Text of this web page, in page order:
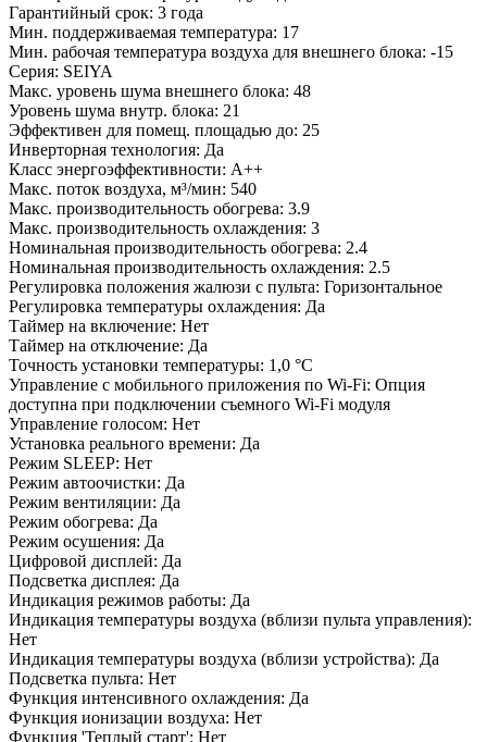
Гарантийный срок: 3 года
Мин. поддерживаемая температура: 17
Мин. рабочая температура воздуха для внешнего блока: -15
Серия: SEIYA
Макс. уровень шума внешнего блока: 48
Уровень шума внутр. блока: 21
Эффективен для помещ. площадью до: 25
Инверторная технология: Да
Класс энергоэффективности: A++
Макс. поток воздуха, м³/мин: 540
Макс. производительность обогрева: 3.9
Макс. производительность охлаждения: 3
Номинальная производительность обогрева: 2.4
Номинальная производительность охлаждения: 2.5
Регулировка положения жалюзи с пульта: Горизонтальное
Регулировка температуры охлаждения: Да
Таймер на включение: Нет
Таймер на отключение: Да
Точность установки температуры: 1,0 °С
Управление c мобильного приложения по Wi-Fi: Опция
доступна при подключении съемного Wi-Fi модуля
Управление голосом: Нет
Установка реального времени: Да
Режим SLEEP: Нет
Режим автоочистки: Да
Режим вентиляции: Да
Режим обогрева: Да
Режим осушения: Да
Цифровой дисплей: Да
Подсветка дисплея: Да
Индикация режимов работы: Да
Индикация температуры воздуха (вблизи пульта управления):
Нет
Индикация температуры воздуха (вблизи устройства): Да
Подсветка пульта: Нет
Функция интенсивного охлаждения: Да
Функция ионизации воздуха: Нет
Функция 'Теплый старт': Нет